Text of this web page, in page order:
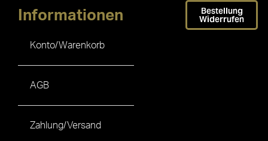
Informationen
Konto/Warenkorb
AGB
Zahlung/Versand
Bestellung
Widerrufen